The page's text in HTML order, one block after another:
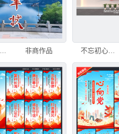
非商作品 不忘初心牢记使命